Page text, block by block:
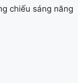
chiếu sáng năng